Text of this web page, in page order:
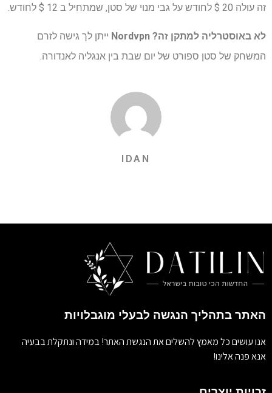
זה עולה 20 $ לחודש על גבי מנוי של סטן, שמתחיל ב 12 $ לחודש.
לא באוסטרליה למתקן זה? Nordvpn ייתן לך גישה לזרם
המשחק של סטן ספורט של יום שבת בין אנגליה לאנדורה.
IDAN
האתר בתהליך הנגשה לבעלי מוגבלויות
אנו עושים כל מאמץ להשלים את הנגשת האתר! במידה ונתקלת בבעיה
אנא פנה אלינו!